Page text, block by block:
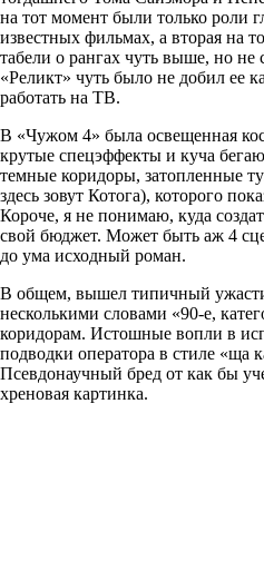
на тот момент были только роли
известных фильмах, а вторая на
табели о рангах чуть выше, но
«Реликт» чуть было не добил ее
работать на ТВ.
В «Чужом 4» была освещенная
крутые спецэффекты и куча
темные коридоры, затопленные
здесь зовут Котога), которого
Короче, я не понимаю, куда
свой бюджет. Может быть аж 4
до ума исходный роман.
В общем, вышел типичный
несколькими словами «90-е,
коридорам. Истошные вопли в
подводки оператора в стиле «ща
Псевдонаучный бред от как бы
хреновая картинка.